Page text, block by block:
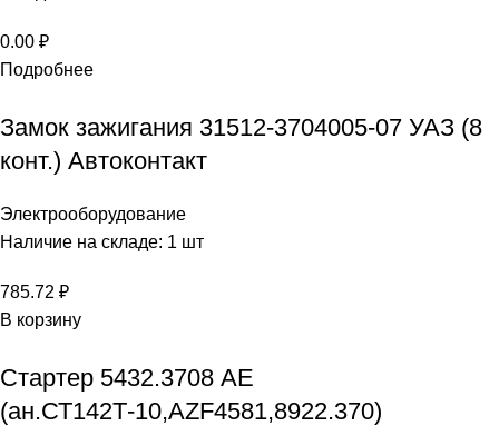
0.00 ₽
Подробнее
Замок зажигания 31512-3704005-07 УАЗ (8
конт.) Автоконтакт
Электрооборудование
Наличие на складе: 1 шт
785.72 ₽
В корзину
Стартер 5432.3708 AE
(ан.СТ142Т-10,AZF4581,8922.370)